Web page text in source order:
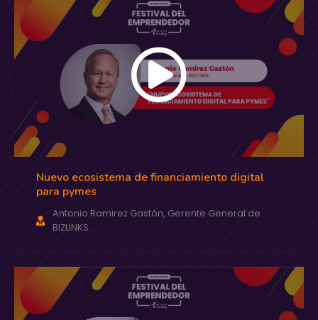
Nuevo ecosistema de financiamiento digital
para pymes
Antonio Ramirez Gastón, Gerente General de
BIZLINKS.